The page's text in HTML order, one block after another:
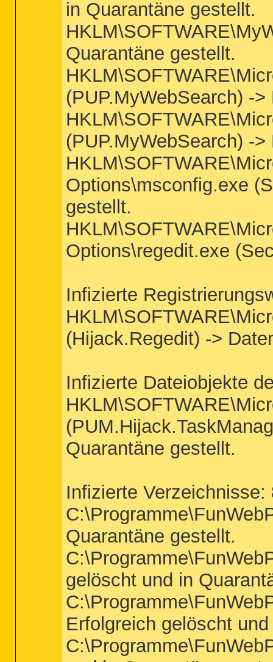
in Quarantäne gestellt.
Quarantäne gestellt.
(PUP.MyWebSearch) -
(PUP.MyWebSearch) -
Options\msconfig.exe
gestellt.
Options\regedit.exe
Infizierte
(Hijack.Regedit) ->
Infizierte Dateiobjekte
Quarantäne gestellt.
Infizierte Verzeichnisse:
Quarantäne gestellt.
gelöscht und in
Erfolgreich gelöscht